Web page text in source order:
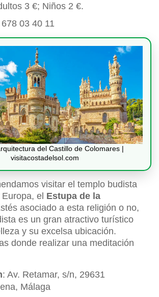
3 €; Niños 2 €.
678 03 40 11
del Castillo de Colomares |
visitacostadelsol.com
visitar el templo budista
el Estupa de la
asociado a esta religión o no,
es un gran atractivo turístico
y su excelsa ubicación.
donde realizar una meditación
: Av. Retamar, s/n, 29631
Málaga